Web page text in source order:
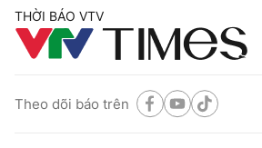
THỜI BÁO VTV
Theo dõi báo trên